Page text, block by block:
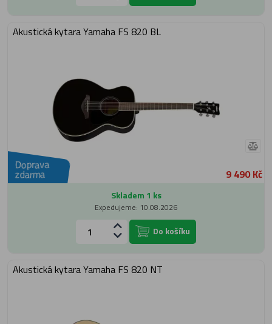
Akustická kytara Yamaha FS 820 BL
Doprava
zdarma 9 490 Kč
Skladem 1 ks
Expedujeme: 10.08.2026
Do košíku
Akustická kytara Yamaha FS 820 NT